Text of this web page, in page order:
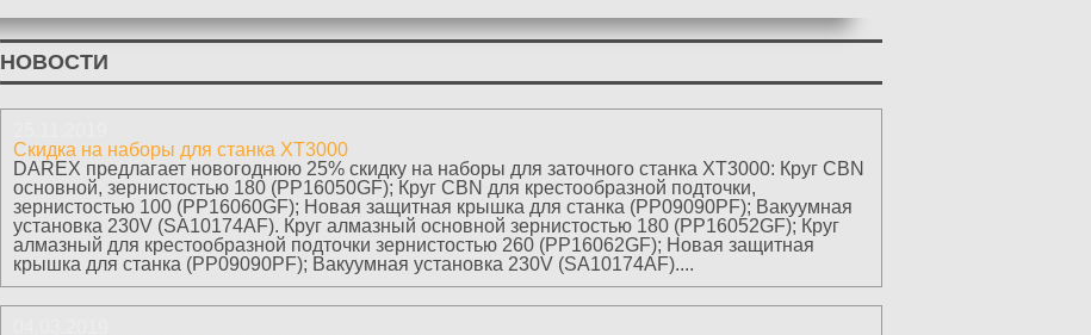
НОВОСТИ
Скидка на наборы для станка ХТ3000
DAREX предлагает новогоднюю 25% скидку на наборы для заточного станка ХТ3000: Круг CBN
основной, зернистостью 180 (PP16050GF); Круг CBN для крестообразной подточки,
зернистостью 100 (PP16060GF); Новая защитная крышка для станка (PP09090PF); Вакуумная
установка 230V (SA10174AF). Круг алмазный основной зернистостью 180 (PP16052GF); Круг
алмазный для крестообразной подточки зернистостью 260 (PP16062GF); Новая защитная
крышка для станка (PP09090PF); Вакуумная установка 230V (SA10174AF)....